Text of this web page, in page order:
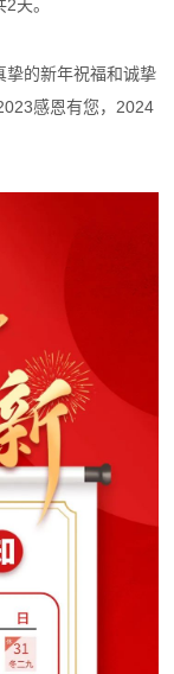
天。
的新年祝福和诚挚
感恩有您，2024